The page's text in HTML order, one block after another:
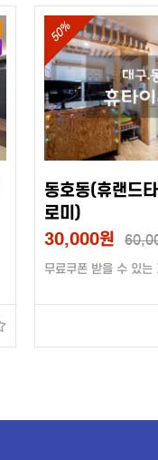
50%
동호동(휴랜드
로미)
30,000원
무료쿠폰 받을 수 있는